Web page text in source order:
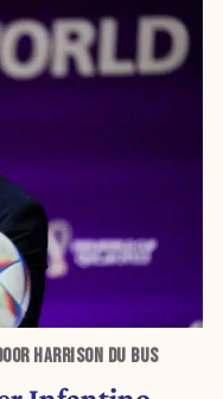
HARRISON DU BUS